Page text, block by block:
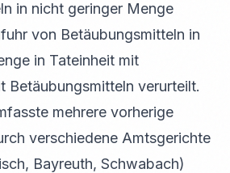
in nicht geringer Menge
von Betäubungsmitteln in
in Tateinheit mit
Betäubungsmitteln verurteilt.
mehrere vorherige
verschiedene Amtsgerichte
Bayreuth, Schwabach)